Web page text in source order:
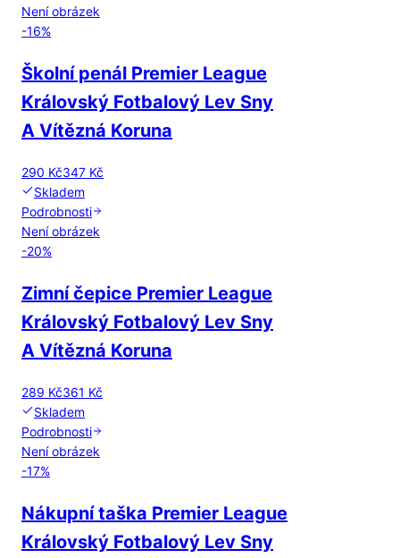
Není obrázek
-16%
Školní penál Premier League
Královský Fotbalový Lev Sny
A Vítězná Koruna
290 Kč347 Kč
Skladem
Podrobnosti
Není obrázek
-20%
Zimní čepice Premier League
Královský Fotbalový Lev Sny
A Vítězná Koruna
289 Kč361 Kč
Skladem
Podrobnosti
Není obrázek
-17%
Nákupní taška Premier League
Královský Fotbalový Lev Sny